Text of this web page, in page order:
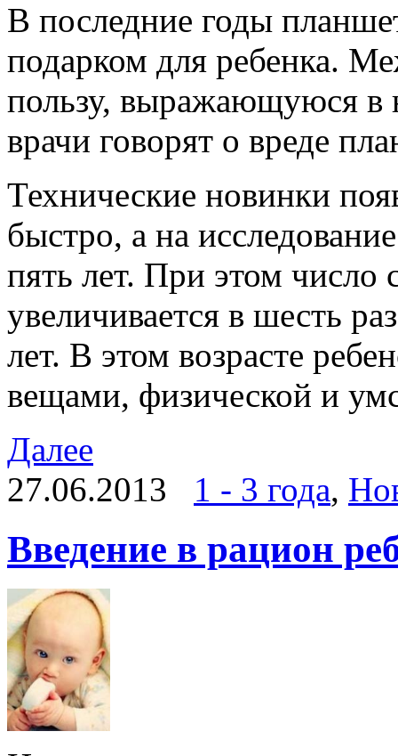
В последние годы
подарком для ребенка.
пользу, выражающуюся
врачи говорят о вреде
Технические новинки
быстро, а на
пять лет. При этом число
увеличивается в шесть
лет. В этом возрасте
вещами, физической и
Далее
27.06.2013
1 - 3 года,
Введение в рацион